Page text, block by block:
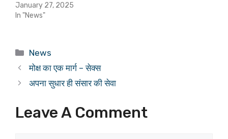
January 27, 2025
In "News"
Categories
News
मोक्ष का एक मार्ग – सेक्स
अपना सुधार ही संसार की सेवा
Leave A Comment